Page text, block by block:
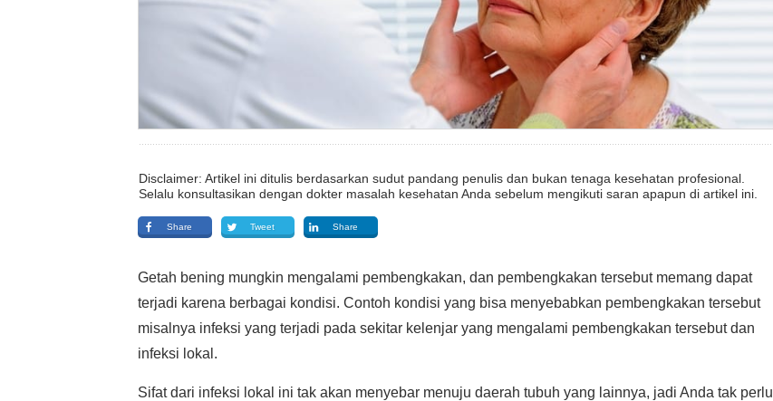
Disclaimer: Artikel ini ditulis berdasarkan sudut pandang penulis dan bukan tenaga kesehatan profesional.
Selalu konsultasikan dengan dokter masalah kesehatan Anda sebelum mengikuti saran apapun di artikel ini.
Share Tweet Share
Getah bening mungkin mengalami pembengkakan, dan pembengkakan tersebut memang dapat
terjadi karena berbagai kondisi. Contoh kondisi yang bisa menyebabkan pembengkakan tersebut
misalnya infeksi yang terjadi pada sekitar kelenjar yang mengalami pembengkakan tersebut dan
infeksi lokal.
Sifat dari infeksi lokal ini tak akan menyebar menuju daerah tubuh yang lainnya, jadi Anda tak perlu